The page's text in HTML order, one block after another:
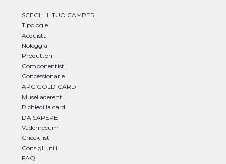
SCEGLI IL TUO CAMPER
Tipologie
Acquista
Noleggia
Produttori
Componentisti
Concessionarie
APC GOLD CARD
Musei aderenti
Richiedi la card
DA SAPERE
Vademecum
Check list
Consigli utili
FAQ